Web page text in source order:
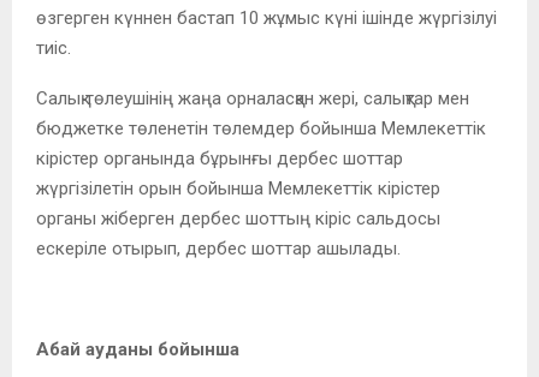
өзгерген күннен бастап 10 жұмыс күні ішінде жүргізілуі
тиіс.
Салық төлеушінің жаңа орналасқан жері, салықтар мен
бюджетке төленетін төлемдер бойынша Мемлекеттік
кірістер органында бұрынғы дербес шоттар
жүргізілетін орын бойынша Мемлекеттік кірістер
органы жіберген дербес шоттың кіріс сальдосы
ескеріле отырып, дербес шоттар ашылады.
Абай ауданы бойынша